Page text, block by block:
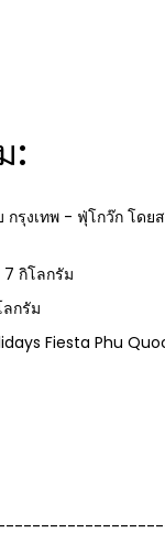
:
กรุงเทพ - ฟุ่โกว๊ก โดย
7 กิโลกรัม
กรัม
Fiesta Phu